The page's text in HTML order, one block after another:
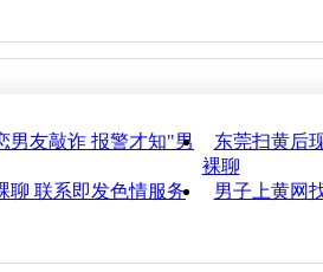
男友敲诈 报警才知"男
东莞扫黄后
裸聊
聊 联系即发色情服务
男子上黄网